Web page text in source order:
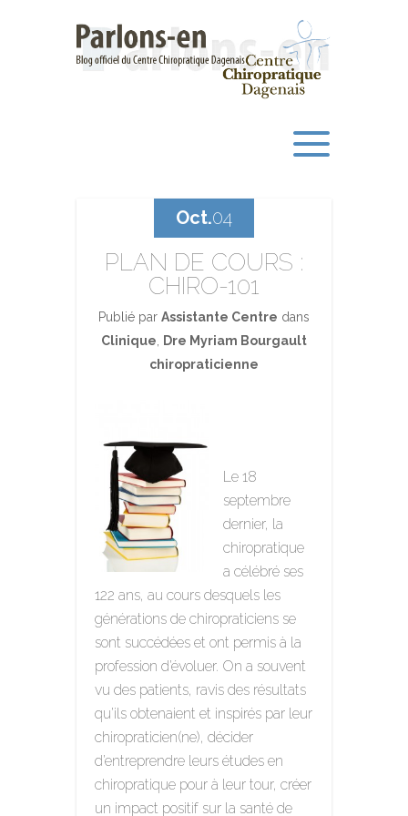
PLAN DE COURS :
CHIRO-101
Publié par Assistante Centre dans
Clinique
Dre Myriam Bourgault
chiropraticienne
Le 18
septembre
dernier, la
chiropratique
a célébré ses
122 ans, au cours desquels les
générations de chiropraticiens se
sont succédées et ont permis à la
profession d’évoluer. On a souvent
vu des patients, ravis des résultats
qu’ils obtenaient et inspirés par leur
chiropraticien(ne), décider
d’entreprendre leurs études en
chiropratique pour à leur tour, créer
un impact positif sur la santé de
Oct.04